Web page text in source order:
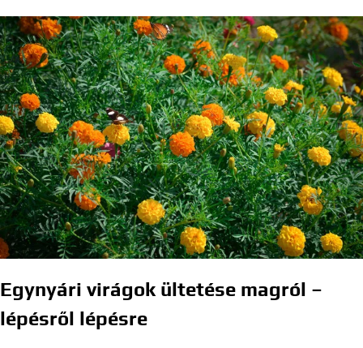
Egynyári virágok ültetése magról –
lépésről lépésre